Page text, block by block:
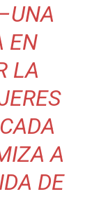
EN
LA
A
DE